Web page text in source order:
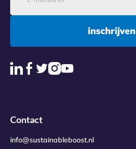
inschrijven
Contact
info@sustainableboost.nl